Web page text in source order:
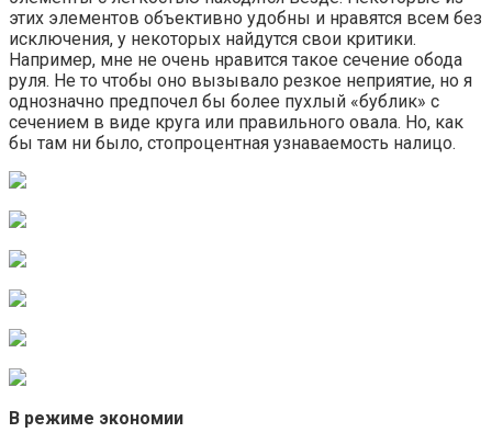
этих элементов объективно удобны и нравятся всем без
исключения, у некоторых найдутся свои критики.
Например, мне не очень нравится такое сечение обода
руля. Не то чтобы оно вызывало резкое неприятие, но я
однозначно предпочел бы более пухлый «бублик» с
сечением в виде круга или правильного овала. Но, как
бы там ни было, стопроцентная узнаваемость налицо.
В режиме экономии